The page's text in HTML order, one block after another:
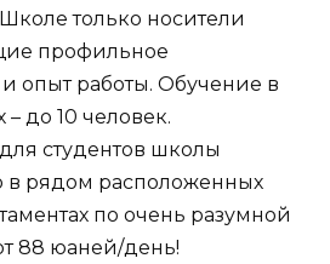
только носители
профильное
опыт работы. Обучение в
– до 10 человек.
студентов школы
в рядом расположенных
по очень разумной
88 юаней/день!